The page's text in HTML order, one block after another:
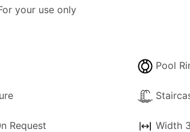
your use only
Request
Pool
Width